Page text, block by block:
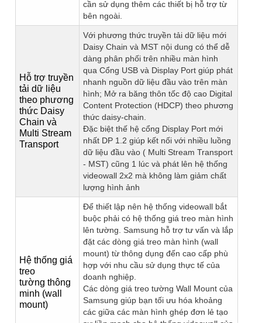
cần sử dụng thêm các thiết bị hỗ trợ từ
bên ngoài.
Hỗ trợ truyền
tải dữ liệu
theo phương
thức Daisy
Chain và
Multi Stream
Transport
Với phương thức truyền tải dữ liệu mới
Daisy Chain và MST nội dung có thể dễ
dàng phân phối trên nhiều màn hình
qua Cổng USB và Display Port giúp phát
nhanh nguồn dữ liệu đầu vào trên màn
hình; Mở ra băng thôn tốc độ cao Digital
Content Protection (HDCP) theo phương
thức daisy-chain.
Đặc biệt thế hệ cổng Display Port mới
nhất DP 1.2 giúp kết nối với nhiều luồng
dữ liệu đầu vào ( Multi Stream Transport
- MST) cũng 1 lúc và phát lên hệ thống
videowall 2x2 mà không làm giảm chất
lượng hình ảnh
Hệ thống giá
treo
tường thông
minh (wall
mount)
Để thiết lập nên hệ thống videowall bắt
buộc phải có hệ thống giá treo màn hình
lên tường. Samsung hỗ trợ tư vấn và lắp
đặt các dòng giá treo màn hình (wall
mount) từ thông dụng đến cao cấp phù
hợp với nhu cầu sử dụng thực tế của
doanh nghiệp.
Các dòng giá treo tường Wall Mount của
Samsung giúp bạn tối ưu hóa khoảng
các giữa các màn hình ghép đơn lẻ tạo